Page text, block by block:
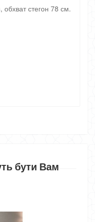
стегон 78 см.
бути Вам